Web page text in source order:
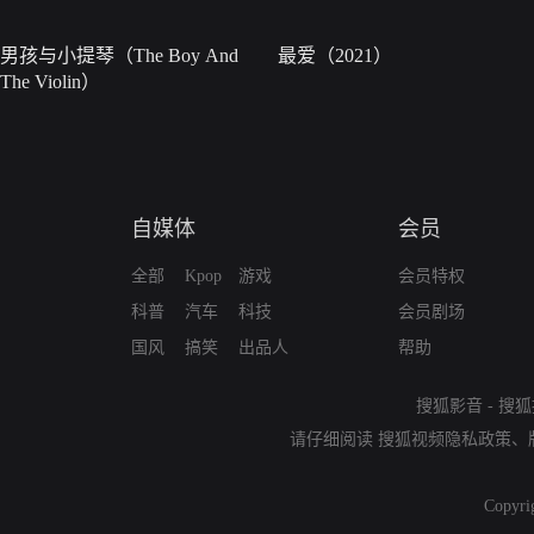
男孩与小提琴（The Boy And
The Violin）
最爱（2021）
自媒体
全部
科普
国风
Kpop
汽车
搞笑
游戏
科技
出品人
会员
会员特权
会员剧场
帮助
搜狐影音 - 搜
请仔细阅读 搜狐视频隐私政策、